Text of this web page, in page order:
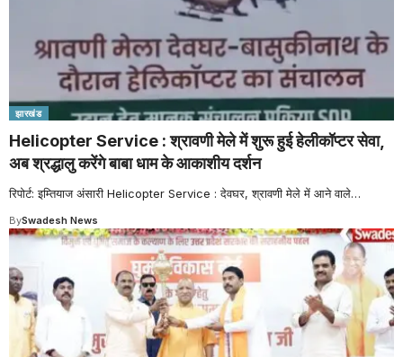
झारखंड
Helicopter Service : श्रावणी मेले में शुरू हुई हेलीकॉप्टर सेवा,
अब श्रद्धालु करेंगे बाबा धाम के आकाशीय दर्शन
रिपोर्ट: इम्तियाज अंसारी Helicopter Service : देवघर, श्रावणी मेले में आने वाले…
BySwadesh News